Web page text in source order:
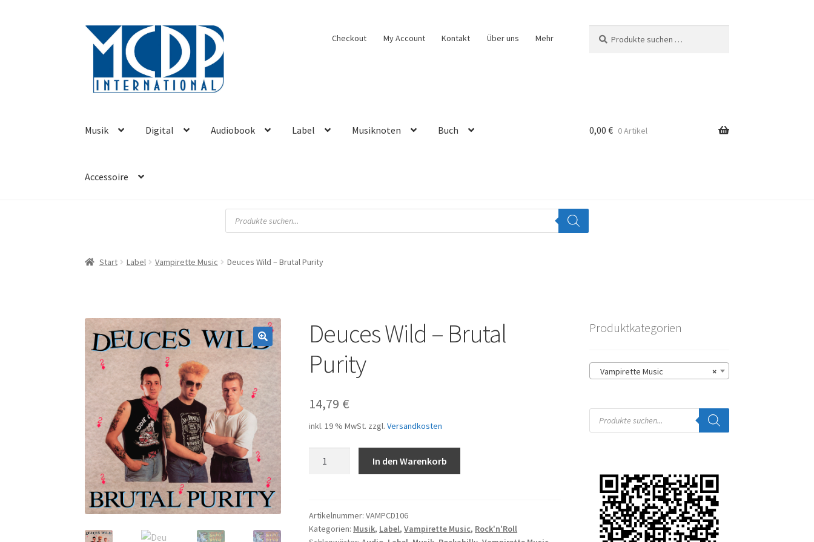
Zur
Navigation
Zum
Inhalt
Checkout My Account Kontakt Über uns Mehr
nach:
Musik Digital Audiobook Label Musiknoten Buch
Accessoire
0,00 € 0 Artikel
Products
search
Start Label Vampirette Music Deuces Wild – Brutal Purity
Deuces Wild – Brutal
Purity
14,79 €
inkl. 19 % MwSt. zzgl.Versandkosten
Purity
Menge
In den Warenkorb
n
Artikelnummer:VAMPCD106
Kategorien: Musik, Label,Vampirette Music, Rock'n'Roll
Produktkategorien
×
Vampirette Music
Products
search